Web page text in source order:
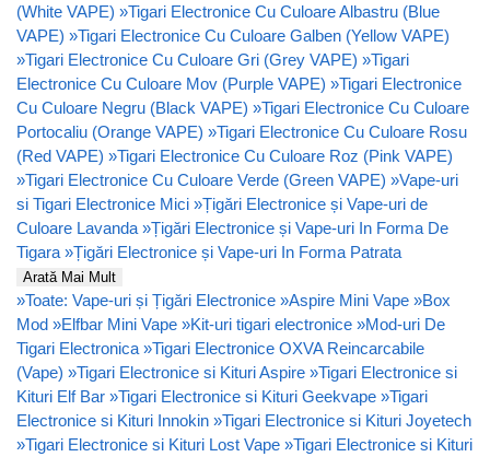
(White VAPE) »Tigari Electronice Cu Culoare Albastru (Blue
VAPE) »Tigari Electronice Cu Culoare Galben (Yellow VAPE)
»Tigari Electronice Cu Culoare Gri (Grey VAPE) »Tigari
Electronice Cu Culoare Mov (Purple VAPE) »Tigari Electronice
Cu Culoare Negru (Black VAPE) »Tigari Electronice Cu Culoare
Portocaliu (Orange VAPE) »Tigari Electronice Cu Culoare Rosu
(Red VAPE) »Tigari Electronice Cu Culoare Roz (Pink VAPE)
»Tigari Electronice Cu Culoare Verde (Green VAPE) »Vape-uri
si Tigari Electronice Mici »Țigări Electronice și Vape-uri de
Culoare Lavanda »Țigări Electronice și Vape-uri In Forma De
Tigara »Țigări Electronice și Vape-uri In Forma Patrata
Arată Mai Mult
»Toate: Vape-uri și Țigări Electronice »Aspire Mini Vape »Box
Mod »Elfbar Mini Vape »Kit-uri tigari electronice »Mod-uri De
Tigari Electronica »Tigari Electronice OXVA Reincarcabile
(Vape) »Tigari Electronice si Kituri Aspire »Tigari Electronice si
Kituri Elf Bar »Tigari Electronice si Kituri Geekvape »Tigari
Electronice si Kituri Innokin »Tigari Electronice si Kituri Joyetech
»Tigari Electronice si Kituri Lost Vape »Tigari Electronice si Kituri